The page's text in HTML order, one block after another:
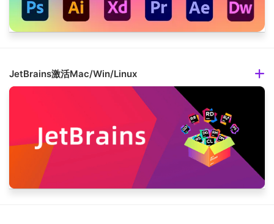
JetBrains激活Mac/Win/Linux